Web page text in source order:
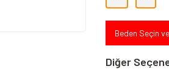
Beden Seçin
Diğer